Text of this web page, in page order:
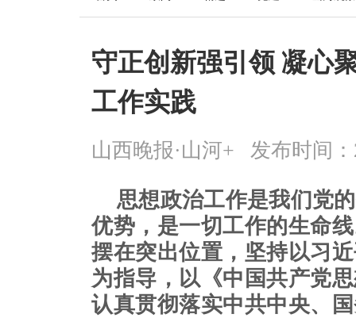
守正创新强引领 凝心
工作实践
山西晚报·山河+ 发布时间：
思想政治工作是我们党
优势，是一切工作的生命
摆在突出位置，坚持以习
为指导，以《中国共产党
认真贯彻落实中共中央、